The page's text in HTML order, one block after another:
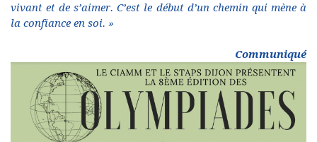
vivant et de s’aimer. C’est le début d’un chemin qui mène à
la confiance en soi. »
Communiqué